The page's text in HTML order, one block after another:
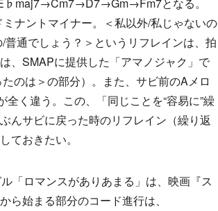
ナントマイナー。＜私以外/私じゃないの
通でしょう？＞というリフレインは、拍
、SMAPに提供した「アマノジャク」で
のは＞の部分）。また、サビ前のAメロ
く違う。この、「同じことを“容易に”繰
んサビに戻った時のリフレイン（繰り返
ておきたい。
「ロマンスがありあまる」は、映画『ス
ら始まる部分のコード進行は、